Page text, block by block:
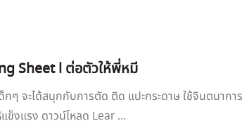
Sheet l ต่อตัวให้พี่หมี
ๆ จะได้สนุกกับการตัด ติด แปะกระดาษ ใช้จินตนาการ
ข็งแรง ดาวน์โหลด Lear ...